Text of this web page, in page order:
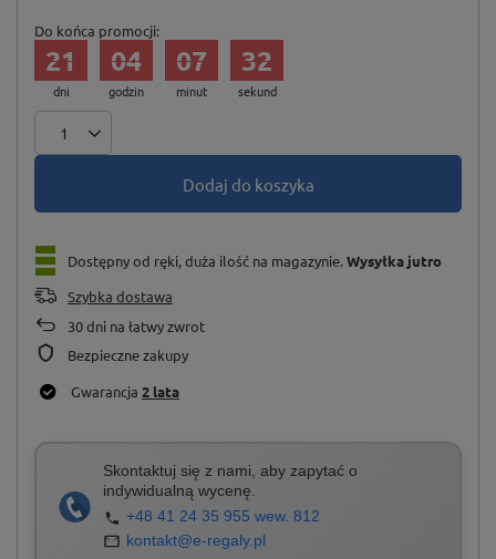
Do końca promocji:
dni
21
godzin
04
minut
07
sekund
31
Dodaj do koszyka
Dostępny od ręki, duża ilość na magazynie Wysyłka jutro
Szybka dostawa
30dni na łatwy zwrot
Bezpieczne zakupy
Gwarancja 2 lata
Skontaktuj się z nami, aby zapytać o
indywidualną wycenę.
+48 41 24 35 955 wew. 812
kontakt@e-regaly.pl